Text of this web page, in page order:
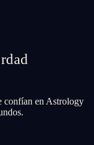
confían en Astrology